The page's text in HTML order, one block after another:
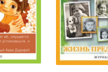
3803 0